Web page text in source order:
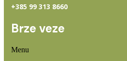
+385 99 313 8660
Brze veze
Menu